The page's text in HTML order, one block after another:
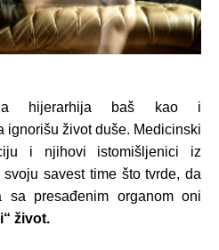
hijerarhija baš kao i
ignorišu život duše. Medicinski
i njihovi istomišljenici iz
savest time što tvrde, da
sa presađenim organom oni
život.